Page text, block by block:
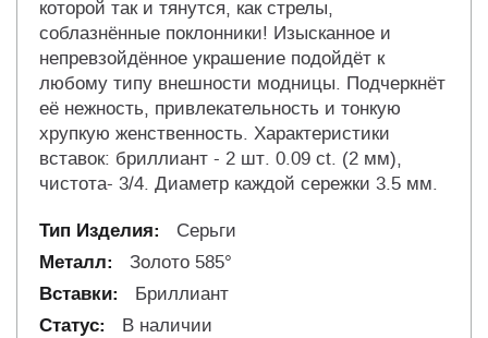
которой так и тянутся, как стрелы,
соблазнённые поклонники! Изысканное и
непревзойдённое украшение подойдёт к
любому типу внешности модницы. Подчеркнёт
её нежность, привлекательность и тонкую
хрупкую женственность. Характеристики
вставок: бриллиант - 2 шт. 0.09 сt. (2 мм),
чистота- 3/4. Диаметр каждой сережки 3.5 мм.
Серьги
Золото 585°
Бриллиант
В наличии